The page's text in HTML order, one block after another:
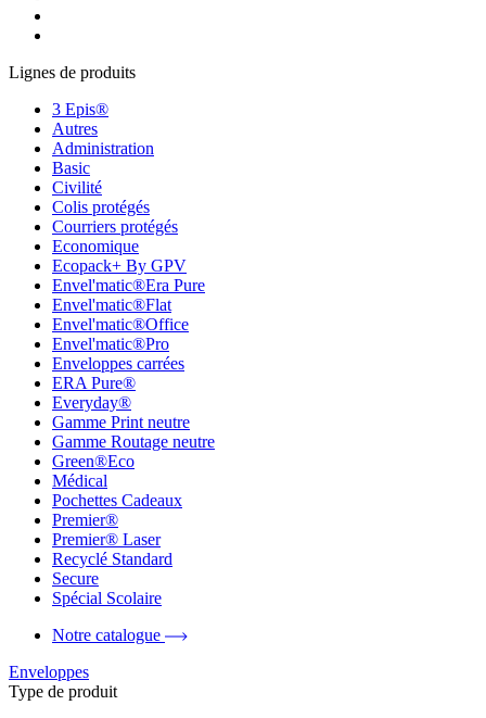
Lignes de produits
3 Epis®
Autres
Administration
Basic
Civilité
Colis protégés
Courriers protégés
Economique
Ecopack+ By GPV
Envel'matic®Era Pure
Envel'matic®Flat
Envel'matic®Office
Envel'matic®Pro
Enveloppes carrées
ERA Pure®
Everyday®
Gamme Print neutre
Gamme Routage neutre
Green®Eco
Médical
Pochettes Cadeaux
Premier®
Premier® Laser
Recyclé Standard
Secure
Spécial Scolaire
Notre catalogue
Enveloppes
Type de produit